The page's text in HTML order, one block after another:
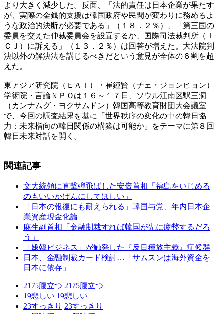
より大きく減少した。反面、「法的責任は日本企業が果たす
が、実際の金銭的支援は韓国政府や民間が変わりに務めるよ
うな政治的決断が必要である」（１８．２％）、「第三国の
委員を交えた仲裁委員会を設置するか、国際司法裁判所（Ｉ
ＣＪ）に訴える」（１３．２％）は回答が増えた。大法院判
決以外の解決法を講じるべきだという意見が全体の６割を超
えた。
東アジア研究院（ＥＡＩ）・崔鍾賢（チェ・ジョンヒョン）
学術院・言論ＮＰＯは１６～１７日、ソウル江南区駅三洞
（カンナムグ・ヨクサムドン）韓国高等教育財団大会議室
で、今回の調査結果を基に「世界秩序の変化の中の韓日協
力：未来指向の韓日関係の構築は可能か」をテーマに第８回
韓日未来対話を開く。
関連記事
文大統領に直撃弾飛ばした安倍首相「福島をいじめる
のもいいかげんにしてほしい」
「日本の報復にも耐えられる」韓国与党、年内日本企
業資産現金化論
麻生副首相「金融制裁すれば韓国が先に疲弊するだろ
う」
「嫌韓ビジネス」が触発した『反日種族主義』症候群
日本、金融制裁カード検討…「サムスンは海外資金を
日本に依存」
2175腹立つ 2175腹立つ
19悲しい 19悲しい
23すっきり 23すっきり